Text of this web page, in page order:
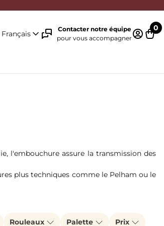
Français
Contacter notre équipe
pour vous accompagner
0
l'embouchure assure la transmission des
plus techniques comme le Pelham ou le
pour trouver le contact parfait.
Rouleaux Palette Prix